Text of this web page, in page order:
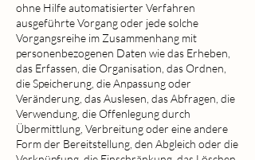
ohne Hilfe automatisierter Verfahren
ausgeführte Vorgang oder jede solche
Vorgangsreihe im Zusammenhang mit
personenbezogenen Daten wie das Erheben,
das Erfassen, die Organisation, das Ordnen,
die Speicherung, die Anpassung oder
Veränderung, das Auslesen, das Abfragen, die
Verwendung, die Offenlegung durch
Übermittlung, Verbreitung oder eine andere
Form der Bereitstellung, den Abgleich oder die